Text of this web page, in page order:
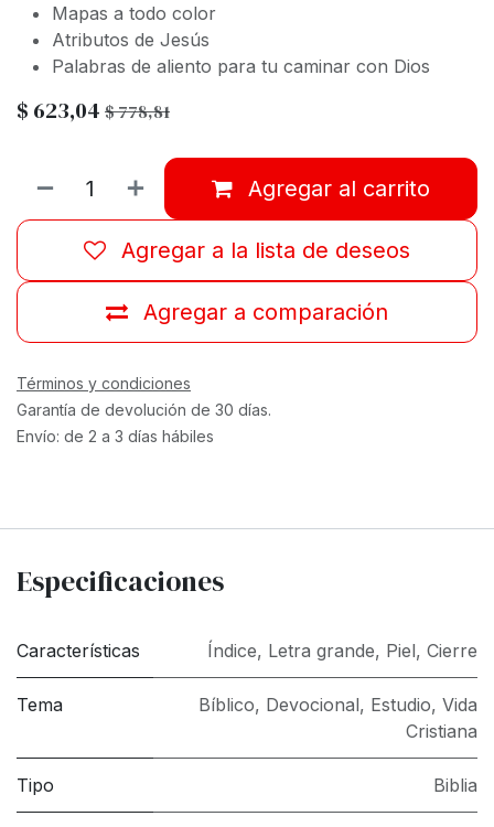
Mapas a todo color
Atributos de Jesús
Palabras de aliento para tu caminar con Dios
$ 623,04 $778,81
Agregar al carrito
Agregar a comparación
Agregar a la lista de deseos
Términos y condiciones
Garantía de devolución de 30 días.
Envío: de 2 a 3 días hábiles
Especificaciones
Características Índice, Letra grande, Piel, Cierre
Tema Bíblico, Devocional, Estudio, Vida
Cristiana
Tipo Biblia